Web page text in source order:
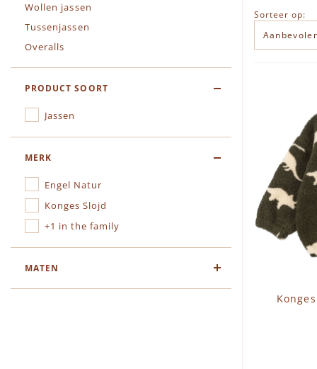
Wollen jassen
Tussenjassen
Overalls
PRODUCT SOORT
Jassen
MERK
Engel Natur
Konges Slojd
+1 in the family
MATEN
Sorteer op: